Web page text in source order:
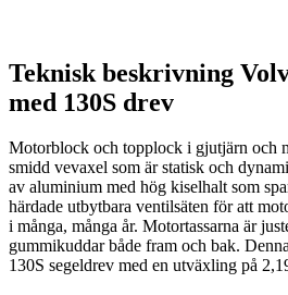
Teknisk beskrivning
med 130S drev
Motorblock och topplock i gjutjärn och
smidd vevaxel som är statisk och
av aluminium med hög kiselhalt som
härdade utbytbara ventilsäten för att
i många, många år. Motortassarna är
gummikuddar både fram och bak.
130S segeldrev med en utväxling på